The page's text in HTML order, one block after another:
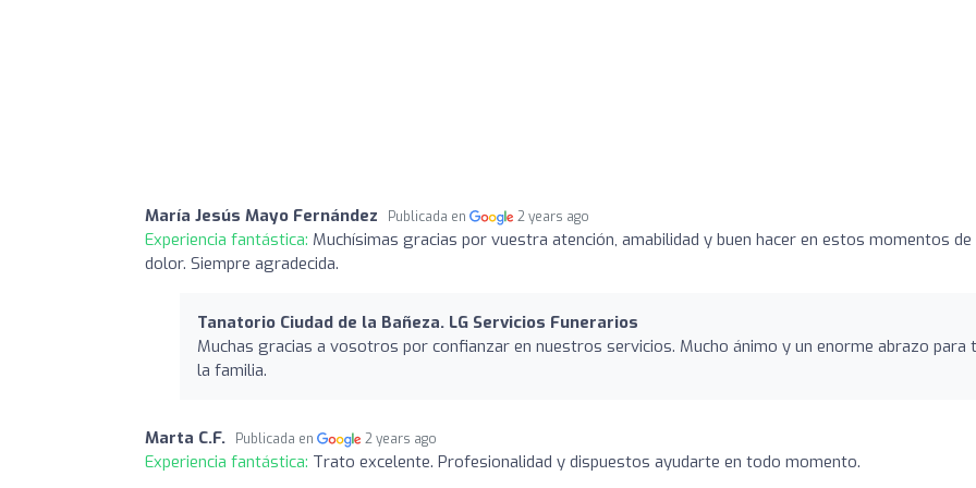
María Jesús Mayo Fernández Publicada en 2 years ago
Experiencia fantástica: Muchísimas gracias por vuestra atención, amabilidad y buen hacer en estos momentos de
dolor. Siempre agradecida.
Tanatorio Ciudad de la Bañeza. LG Servicios Funerarios
Muchas gracias a vosotros por confianzar en nuestros servicios. Mucho ánimo y un enorme abrazo para
la familia.
Marta C.F. Publicada en 2 years ago
Experiencia fantástica: Trato excelente. Profesionalidad y dispuestos ayudarte en todo momento.